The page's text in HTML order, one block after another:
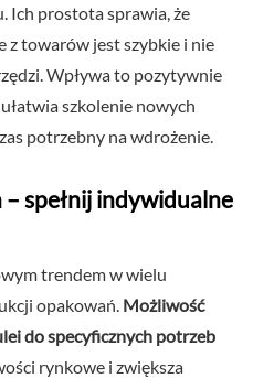
Ich prostota sprawia, że
z towarów jest szybkie i nie
Wpływa to pozytywnie
szkolenie nowych
potrzebny na wdrożenie.
spełnij indywidualne
trendem w wielu
opakowań. Możliwość
do specyficznych potrzeb
rynkowe i zwiększa